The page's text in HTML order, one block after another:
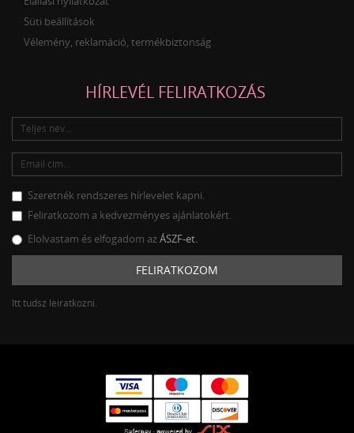
Süti beállítások
Vélemény, reklamáció, termékbiztonság
HÍRLEVÉL FELIRATKOZÁS
Szeretnék rendszeres hírlevelet kapni.
Feliratkozom a kedvezményes ajánlatokért.
Elolvastam és elfogadom azÁSZF-et.
FELIRATKOZOM
Itt tudsz leiratkozni.